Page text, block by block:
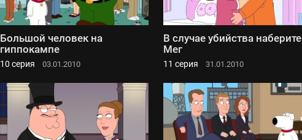
Большой человек на
гиппокампе
10 серия 03.01.2010
В случае убийства наберите
Мег
11 серия 31.01.2010